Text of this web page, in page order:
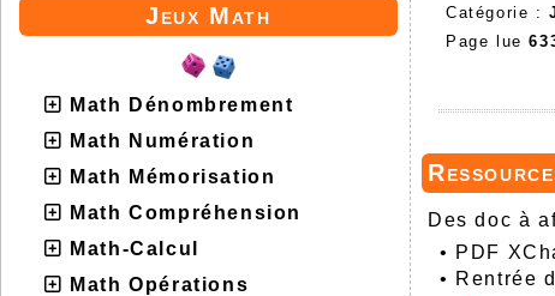
Jeux Math
Math Dénombrement
Math Numération
Math Mémorisation
Math Compréhension
Math-Calcul
Math Opérations
Catégorie :
Page lue
Des doc à
• PDF
• Rentrée